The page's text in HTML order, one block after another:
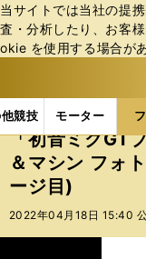
当サイトでは当社の提
査・分析したり、お客
okie を使⽤する場合が
競技 モーター
b
ス
ポ
ル
テ
ー
バ
フォトギャラリ
「初音ミクGT
＆マシン フォ
ージ目)
2022年04月18日 15:40